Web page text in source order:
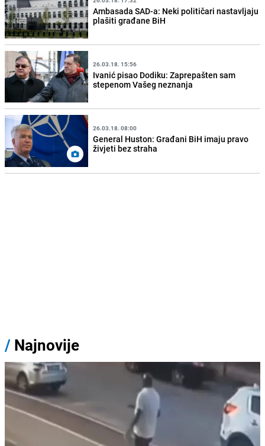
Ambasada SAD-a: Neki političari nastavljaju
plašiti građane BiH
26.03.18. 15:56
Ivanić pisao Dodiku: Zaprepašten sam
stepenom Vašeg neznanja
26.03.18. 08:00
General Huston: Građani BiH imaju pravo
živjeti bez straha
/ Najnovije